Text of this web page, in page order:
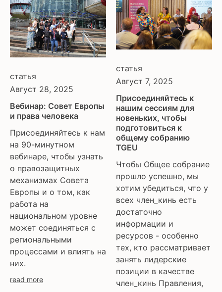
статья
Август 28, 2025
Вебинар: Совет Европы
и права человека
Присоединяйтесь к нам
на 90-минутном
вебинаре, чтобы узнать
о правозащитных
механизмах Совета
Европы и о том, как
работа на
национальном уровне
может соединяться с
региональными
процессами и влиять на
них.
read more
статья
Август 7, 2025
Присоединяйтесь к
нашим сессиям для
новеньких, чтобы
подготовиться к
общему собранию
TGEU
Чтобы Общее собрание
прошло успешно, мы
хотим убедиться, что у
всех член_кинь есть
достаточно
информации и
ресурсов - особенно
тех, кто рассматривает
занять лидерские
позиции в качестве
член_кинь Правления,